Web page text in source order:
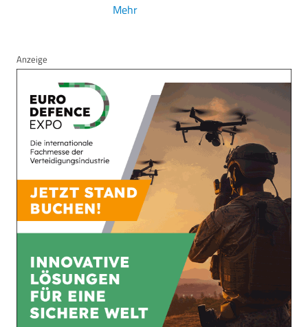
Mehr
Anzeige